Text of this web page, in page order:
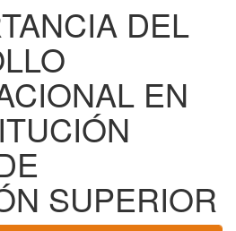
DEL
EN
SUPERIOR